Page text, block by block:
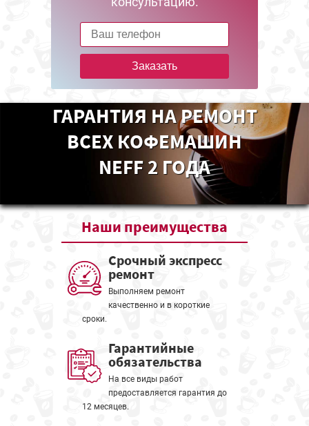
Заказать
ГАРАНТИЯ НА РЕМОНТ
ВСЕХ КОФЕМАШИН
NEFF 2 ГОДА
Наши преимущества
Срочный экспресс
ремонт
Выполняем ремонт
качественно и в короткие
сроки.
Гарантийные
обязательства
На все виды работ
предоставляется гарантия до
12 месяцев.